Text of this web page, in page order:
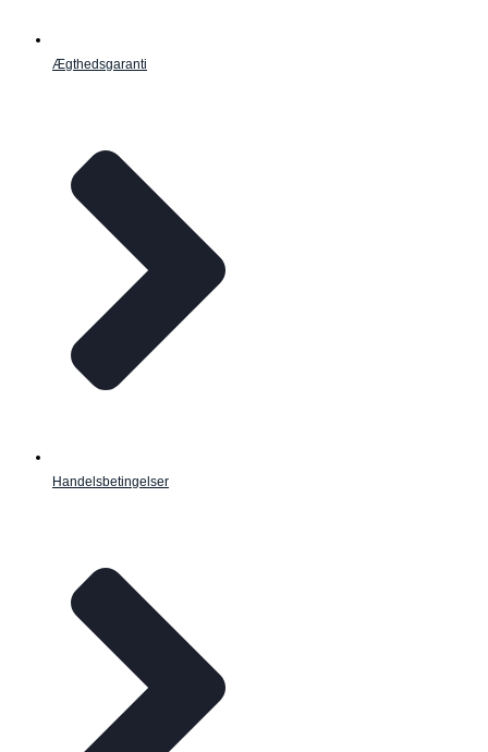
Ægthedsgaranti
Handelsbetingelser